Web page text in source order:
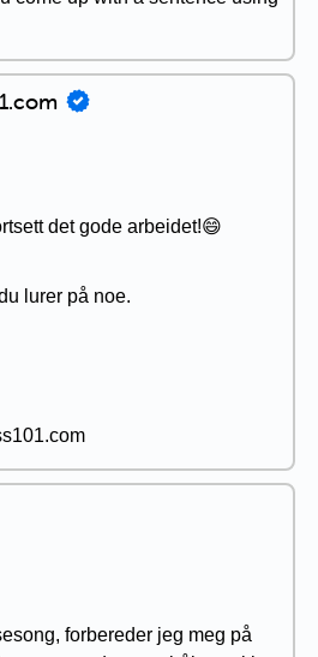
det gode arbeidet!😄
lurer på noe.
forbereder jeg meg på